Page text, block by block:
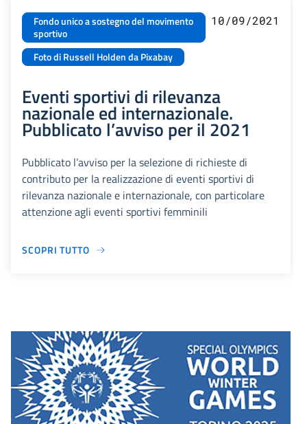
Fondo unico a sostegno del movimento
sportivo
Foto di Russell Holden da Pixabay
10/09/2021
Eventi sportivi di rilevanza
nazionale ed internazionale.
Pubblicato l’avviso per il 2021
Pubblicato l’avviso per la selezione di richieste di
contributo per la realizzazione di eventi sportivi di
rilevanza nazionale e internazionale, con particolare
attenzione agli eventi sportivi femminili
SCOPRI TUTTO